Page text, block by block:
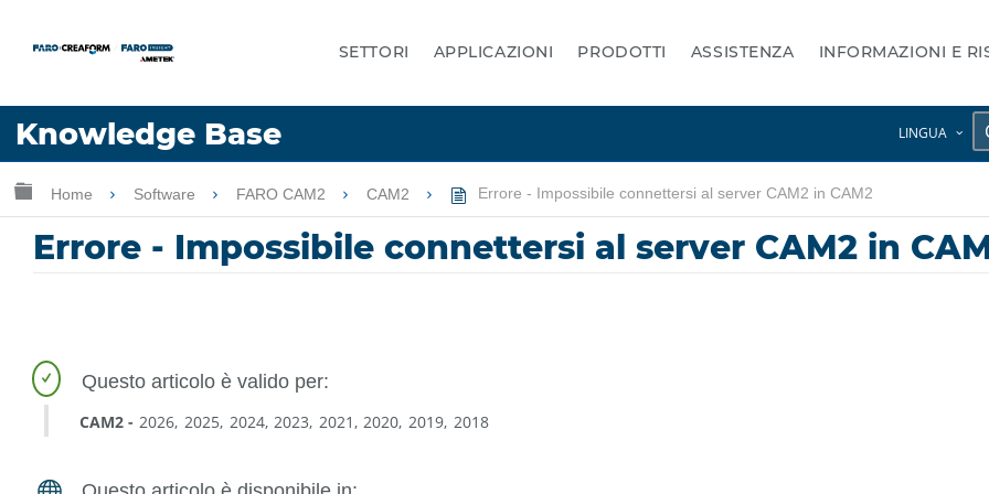
SETTORI APPLICAZIONI PRODOTTI ASSISTENZA INFORMAZIONI E
Knowledge Base LINGUA
Lingua
Ingrandisci/riduci gerarchia globale
Home Software FARO CAM2 CAM2 Errore - Impossibile connettersi al server CAM2 in CAM2
Errore - Impossibile connettersi al server CAM2 in
CAM2 2026 2025 2024 2023 2021 2020 2019 2018